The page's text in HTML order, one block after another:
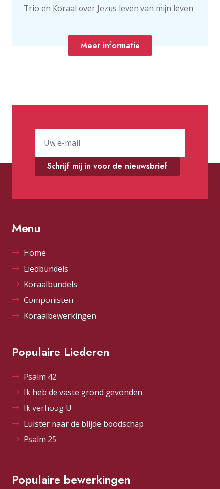
Trio en Koraal over Jezus leven van mijn leven
Meer informatie
Schrijf mij in voor de nieuwsbrief
Menu
Home
Liedbundels
Koraalbundels
Componisten
Koraalbewerkingen
Populaire Liederen
Psalm 42
Ik heb de vaste grond gevonden
Ik verhoog U
Luister naar de blijde boodschap
Psalm 25
Populaire bewerkingen